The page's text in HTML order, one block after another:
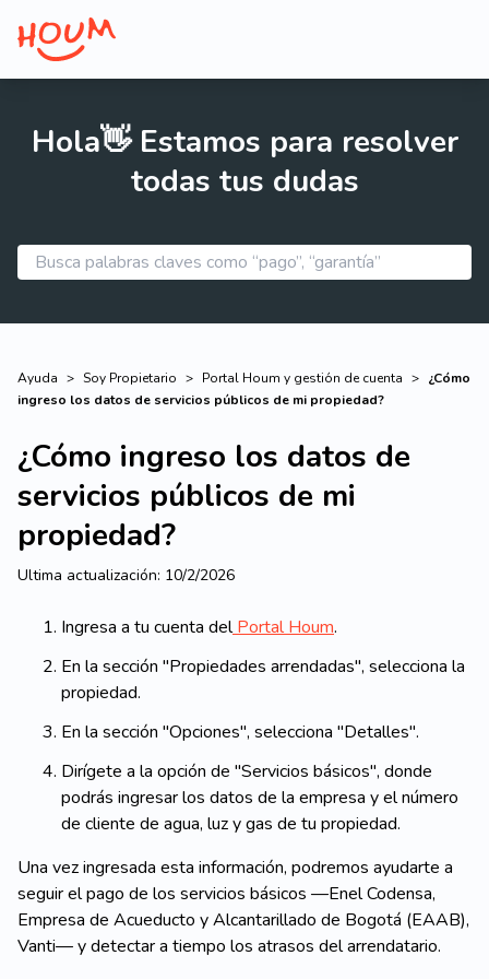
Hola👋 Estamos para resolver
todas tus dudas
Ayuda > Soy Propietario > Portal Houm y gestión de cuenta > ¿Cómo
ingreso los datos de servicios públicos de mi propiedad?
¿Cómo ingreso los datos de
servicios públicos de mi
propiedad?
Ultima actualización: 10/2/2026
Ingresa a tu cuenta del Portal Houm.
En la sección "Propiedades arrendadas", selecciona la
propiedad.
En la sección "Opciones", selecciona "Detalles".
Dirígete a la opción de "Servicios básicos", donde
podrás ingresar los datos de la empresa y el número
de cliente de agua, luz y gas de tu propiedad.
Una vez ingresada esta información, podremos ayudarte a
seguir el pago de los servicios básicos —Enel Codensa,
Empresa de Acueducto y Alcantarillado de Bogotá (EAAB),
Vanti—y detectar a tiempo los atrasos del arrendatario.